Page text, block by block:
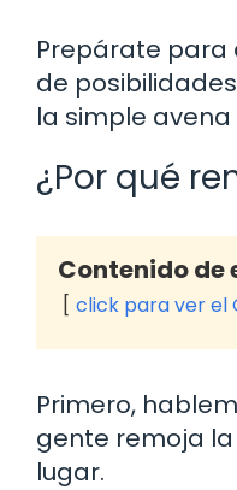
Prepárate para
de
la simple avena
¿Por qué
Contenido de
click para ver el
Primero,
gente remoja
lugar.